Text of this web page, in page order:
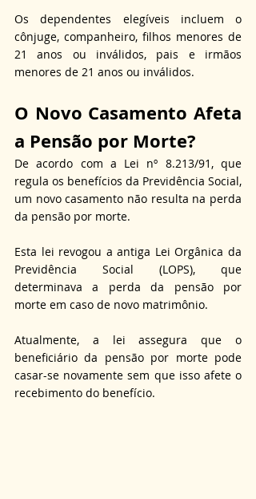
Os dependentes elegíveis incluem o
cônjuge, companheiro, filhos menores de
21 anos ou inválidos, pais e irmãos
menores de 21 anos ou inválidos.
O Novo Casamento Afeta
a Pensão por Morte?
De acordo com a Lei nº 8.213/91, que
regula os benefícios da Previdência Social,
um novo casamento não resulta na perda
da pensão por morte.
Esta lei revogou a antiga Lei Orgânica da
Previdência Social (LOPS), que
determinava a perda da pensão por
morte em caso de novo matrimônio.
Atualmente, a lei assegura que o
beneficiário da pensão por morte pode
casar-se novamente sem que isso afete o
recebimento do benefício.